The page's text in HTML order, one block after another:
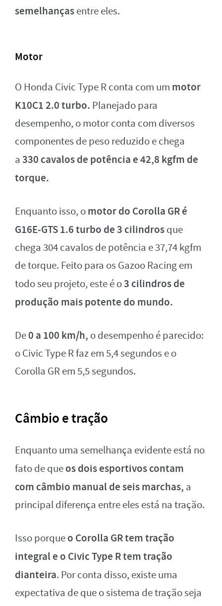
semelhançasentre eles.
Motor
O Honda Civic Type R conta com um motor
K10C1 2.0 turbo. Planejado para
desempenho, o motor conta com diversos
componentes de peso reduzido e chega
a 330 cavalos de potência e 42,8 kgfm de
torque.
Enquanto isso, omotor do Corolla GR é
G16E-GTS 1.6 turbo de 3 cilindrosque
chega 304 cavalos de potência e 37,74 kgfm
de torque. Feito para os Gazoo Racing em
todo seu projeto, este é o3 cilindros de
produção mais potente do mundo.
De0 a 100 km/h, o desempenho é parecido:
o Civic Type R faz em 5,4 segundos e o
Corolla GR em 5,5 segundos.
Câmbio e tração
Enquanto uma semelhança evidente está no
fato de queos dois esportivos contam
com câmbio manual de seis marchas, a
principal diferença entre eles está na tração.
Isso porqueo Corolla GR tem tração
integral e o Civic Type R tem tração
dianteira. Por conta disso, existe uma
expectativa de que o sistema de tração seja